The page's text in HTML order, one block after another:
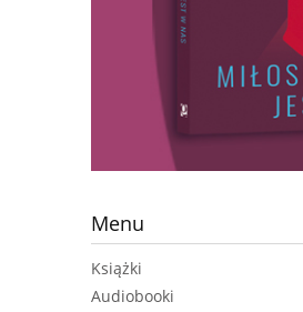
Menu
Książki
Audiobooki